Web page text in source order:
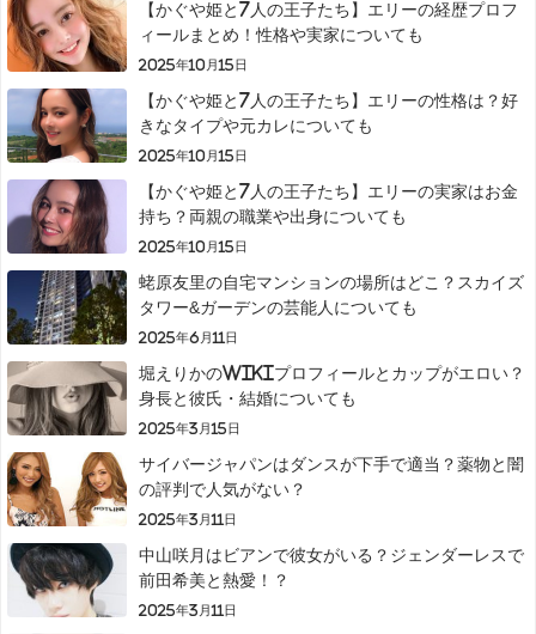
【かぐや姫と7人の王子たち】エリーの経歴プロフ
ィールまとめ！性格や実家についても
2025年10月15日
【かぐや姫と7人の王子たち】エリーの性格は？好
きなタイプや元カレについても
2025年10月15日
【かぐや姫と7人の王子たち】エリーの実家はお金
持ち？両親の職業や出身についても
2025年10月15日
蛯原友里の自宅マンションの場所はどこ？スカイズ
タワー&ガーデンの芸能人についても
2025年6月11日
堀えりかのwikiプロフィールとカップがエロい？
身長と彼氏・結婚についても
2025年3月15日
サイバージャパンはダンスが下手で適当？薬物と闇
の評判で人気がない？
2025年3月11日
中山咲月はビアンで彼女がいる？ジェンダーレスで
前田希美と熱愛！？
2025年3月11日